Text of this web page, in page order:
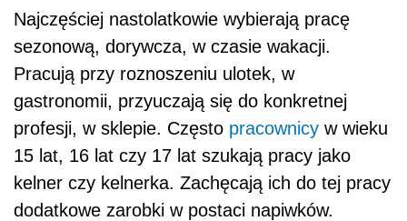
Najczęściej nastolatkowie wybierają pracę
sezonową, dorywcza, w czasie wakacji.
Pracują przy roznoszeniu ulotek, w
gastronomii, przyuczają się do konkretnej
profesji, w sklepie. Często pracownicy w wieku
15 lat, 16 lat czy 17 lat szukają pracy jako
kelner czy kelnerka. Zachęcają ich do tej pracy
dodatkowe zarobki w postaci napiwków.